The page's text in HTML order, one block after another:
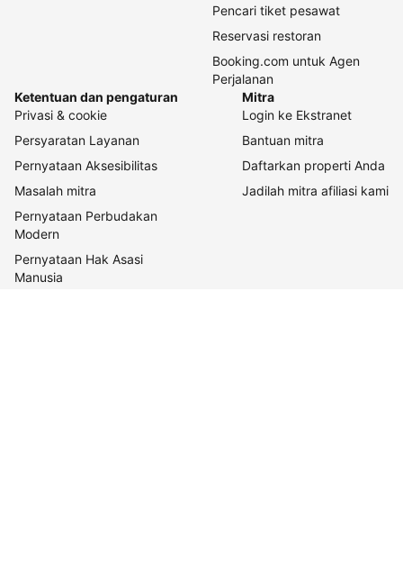
Pencari tiket pesawat
Reservasi restoran
Booking.com untuk Agen
Perjalanan
Ketentuan dan pengaturan
Privasi & cookie
Persyaratan Layanan
Pernyataan Aksesibilitas
Masalah mitra
Pernyataan Perbudakan
Modern
Pernyataan Hak Asasi
Manusia
Mitra
Login ke Ekstranet
Bantuan mitra
Daftarkan properti Anda
Jadilah mitra afiliasi kami